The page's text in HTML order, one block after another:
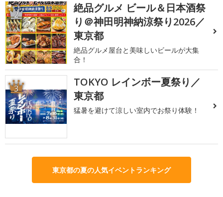
2
絶品グルメ ビール＆日本酒祭
り＠神田明神納涼祭り2026／
東京都
絶品グルメ屋台と美味しいビールが大集
合！
3
TOKYO レインボー夏祭り／
東京都
猛暑を避けて涼しい室内でお祭り体験！
東京都の夏の人気イベントランキング